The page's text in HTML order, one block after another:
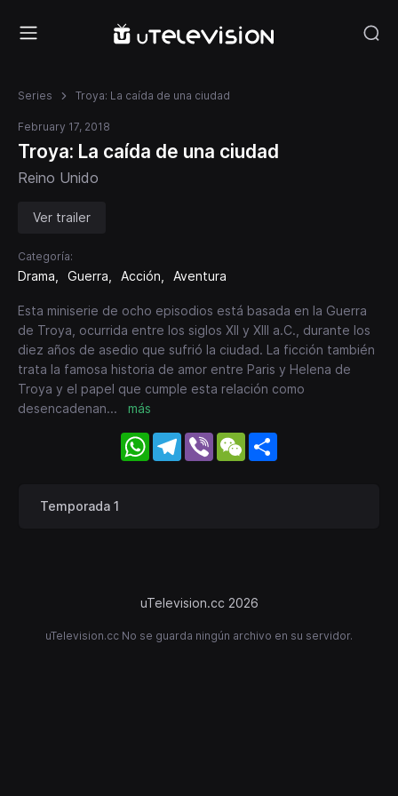
Series Troya: La caída de una ciudad
February 17, 2018
Troya: La caída de una ciudad
Reino Unido
Ver trailer
Categoría:
Drama Guerra Acción Aventura
Esta miniserie de ocho episodios está basada en la Guerra
de Troya, ocurrida entre los siglos XII y XIII a.C., durante los
diez años de asedio que sufrió la ciudad. La ficción también
trata la famosa historia de amor entre Paris y Helena de
Troya y el papel que cumple esta relación como
desencadenan... más
WhatsApp
Telegram
Viber WeChat
Temporada 1
uTelevision.cc 2026
uTelevision.cc No se guarda ningún archivo en su servidor.